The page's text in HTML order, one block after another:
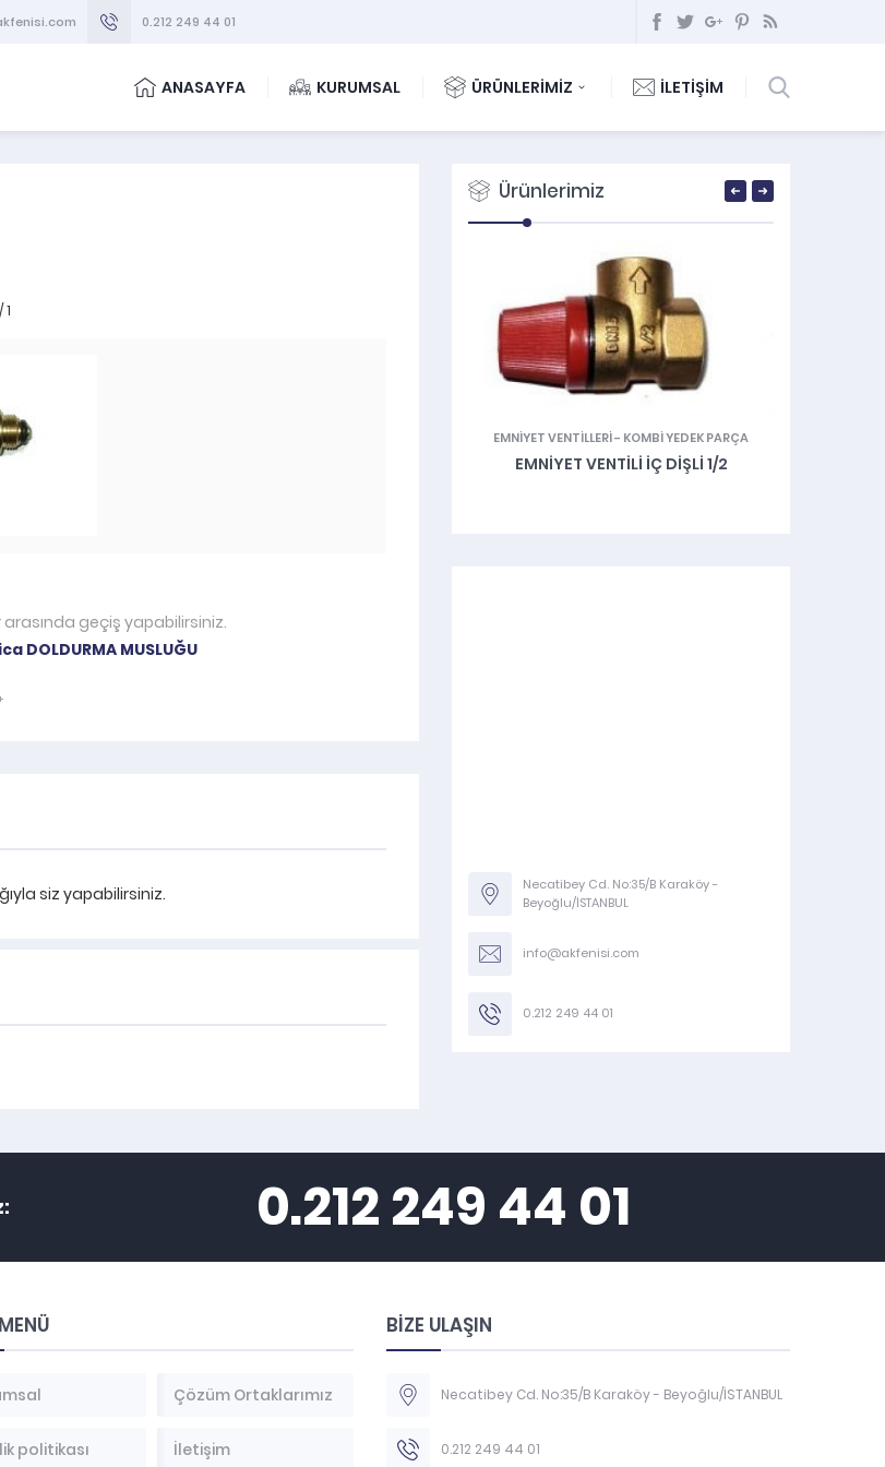
0.212 249 44 01
ANASAYFA KURUMSAL ÜRÜNLERİMİZ İLETİŞİM
arasında geçiş yapabilirsiniz.
DOLDURMA MUSLUĞU
siz yapabilirsiniz.
Ürünlerimiz
EMNIYET VENTILLERI- KOMBİ YEDEK PARÇA
EMNIYET VENTILI İÇ DIŞLI 1/2
Necatibey Cd. No:35/B Karaköy -
Beyoğlu/İSTANBUL
info@akfenisi.com
0.212 249 44 01
0.212 249 44 01
Çözüm Ortaklarımız
politikası İletişim
BİZE ULAŞIN
Necatibey Cd. No:35/B Karaköy - Beyoğlu/İSTANBUL
0.212 249 44 01